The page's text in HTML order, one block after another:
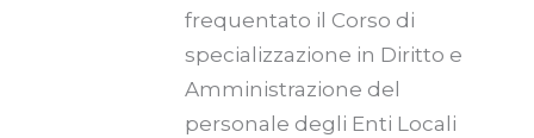
frequentato il Corso di
specializzazione in Diritto e
Amministrazione del
personale degli Enti Locali